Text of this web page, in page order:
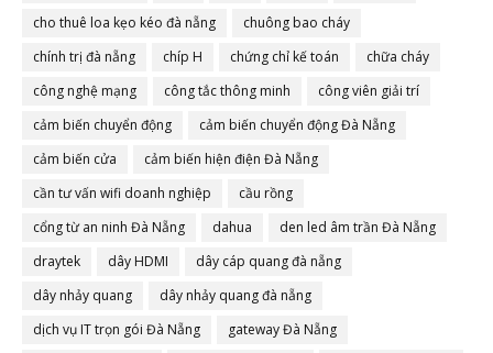
cho thuê loa kẹo kéo đà nẵng
chuông bao cháy
chính trị đà nẵng
chíp H chứng chỉ kế toán
chữa cháy
công nghệ mạng
công tắc thông minh
công viên giải trí
cảm biến chuyển động
cảm biến chuyển động Đà Nẵng
cảm biến cửa
cảm biến hiện điện Đà Nẵng
cần tư vấn wifi doanh nghiệp
cầu rồng
cổng từ an ninh Đà Nẵng
dahua
den led âm trần Đà Nẵng
draytek
dây HDMI
dây cáp quang đà nẵng
dây nhảy quang
dây nhảy quang đà nẵng
dịch vụ IT trọn gói Đà Nẵng
gateway Đà Nẵng